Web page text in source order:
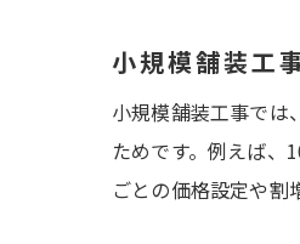
小規模舗装工
小規模舗装工事では
ためです。例えば、
ごとの価格設定や割